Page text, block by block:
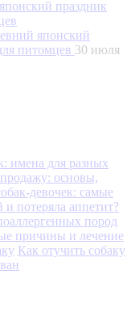
японский
питомцев 30 июля
имена для разных
продажу: основы,
девочек: самые
и потеряла аппетит?
пород
причины и лечение
Как отучить собаку